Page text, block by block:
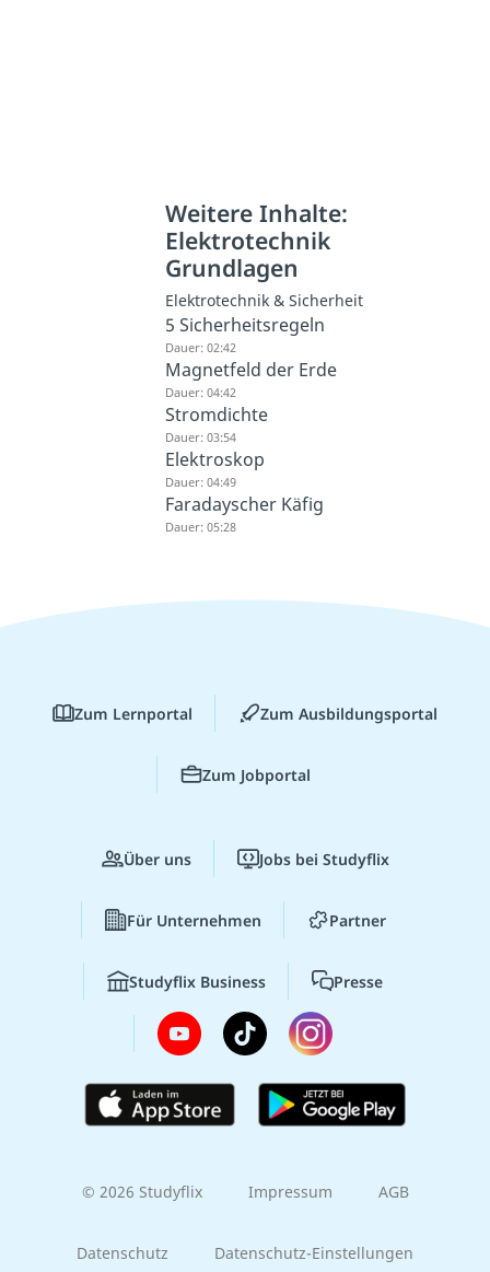
Weitere Inhalte:
Elektrotechnik
Grundlagen
Elektrotechnik & Sicherheit
5 Sicherheitsregeln
Dauer: 02:42
Magnetfeld der Erde
Dauer: 04:42
Stromdichte
Dauer: 03:54
Elektroskop
Dauer: 04:49
Faradayscher Käfig
Dauer: 05:28
Zum Lernportal Zum Ausbildungsportal
Zum Jobportal
Über uns Jobs bei Studyflix
Für Unternehmen Partner
Studyflix Business Presse
© 2026 Studyflix Impressum AGB
Datenschutz Datenschutz-Einstellungen